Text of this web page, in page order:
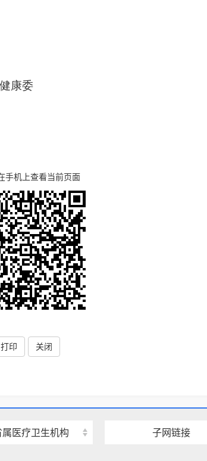
康委
手机上查看当前页面
打印 关闭
医疗卫生机构 子网链接